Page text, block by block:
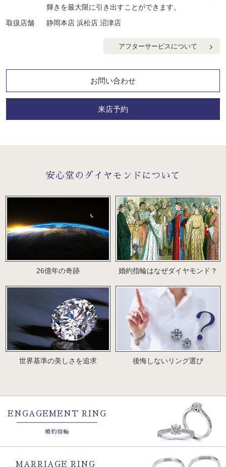
輝きを最大限に引き出すことができます。
取扱店舗
静岡本店 浜松店 沼津店
アフターサービスについて
お問い合わせ
来店予約
安心堂のダイヤモンドについて
26億年の奇跡 婚約指輪はなぜダイヤモンド？
世界基準の美しさを追求 後悔しないリング選び
ENGAGEMENT RING
婚約指輪
MARRIAGE RING